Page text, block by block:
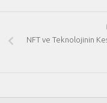
NFT ve Teknolojinin